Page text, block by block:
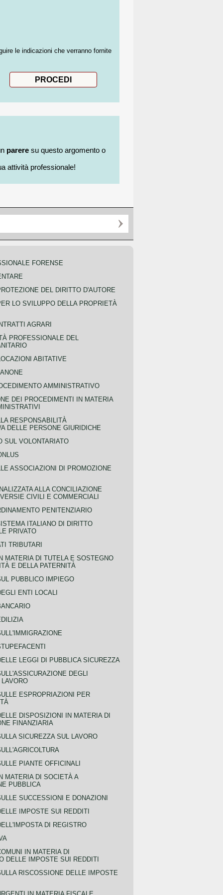
le indicazioni che verranno fornite
pareresu questo argomento o
attività professionale!
FORENSE
DEL DIRITTO D'AUTORE
LO SVILUPPO DELLA PROPRIETÀ
AGRARI
PROFESSIONALE DEL
ABITATIVE
AMMINISTRATIVO
DEI PROCEDIMENTI IN MATERIA
RESPONSABILITÀ
DELLE PERSONE GIURIDICHE
SUL VOLONTARIATO
ASSOCIAZIONI DI PROMOZIONE
ALLA CONCILIAZIONE
CIVILI E COMMERCIALI
PENITENZIARIO
ITALIANO DI DIRITTO
PRIVATO
TRIBUTARI
MATERIA DI TUTELA E SOSTEGNO
E DELLA PATERNITÀ
PUBBLICO IMPIEGO
ENTI LOCALI
LEGGI DI PUBBLICA SICUREZZA
DEGLI
ESPROPRIAZIONI PER
DISPOSIZIONI IN MATERIA DI
FINANZIARIA
SICUREZZA SUL LAVORO
PIANTE OFFICINALI
MATERIA DI SOCIETÀ A
PUBBLICA
SUCCESSIONI E DONAZIONI
IMPOSTE SUI REDDITI
DI REGISTRO
IN MATERIA DI
DELLE IMPOSTE SUI REDDITI
RISCOSSIONE DELLE IMPOSTE